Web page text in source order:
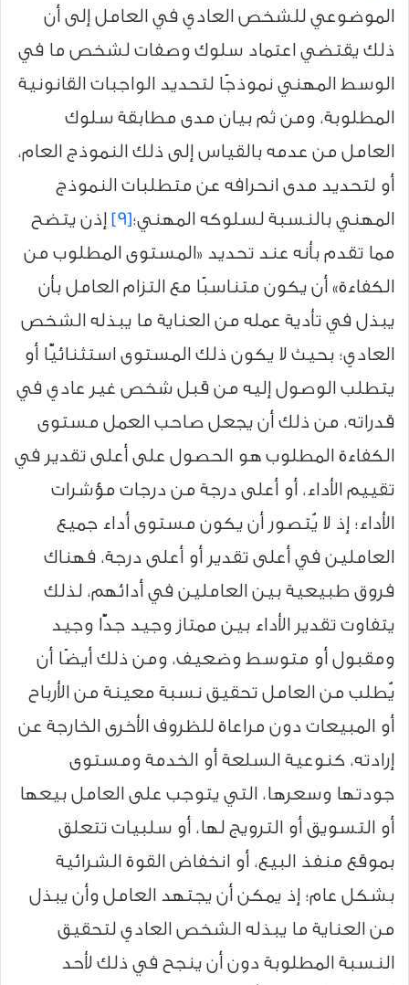
الموضوعي للشخص العادي في العامل إلى أن
ذلك يقتضي اعتماد سلوك وصفات لشخص ما في
الوسط المهني نموذجًا لتحديد الواجبات القانونية
المطلوبة، ومن ثم بيان مدى مطابقة سلوك
العامل من عدمه بالقياس إلى ذلك النموذج العام،
أو لتحديد مدى انحرافه عن متطلبات النموذج
المهني بالنسبة لسلوكه المهني؛[9]
إذن يتضح
مما تقدم بأنه عند تحديد «المستوى المطلوب من
الكفاءة» أن يكون متناسبًا مع التزام العامل بأن
يبذل في تأدية عمله من العناية ما يبذله الشخص
العادي؛ بحيث لا يكون ذلك المستوى استثنائيًّا أو
يتطلب الوصول إليه من قبل شخص غير عادي في
قدراته، من ذلك أن يجعل صاحب العمل مستوى
الكفاءة المطلوب هو الحصول على أعلى تقدير في
تقييم الأداء، أو أعلى درجة من درجات مؤشرات
الأداء؛ إذ لا يُتصور أن يكون مستوى أداء جميع
العاملين في أعلى تقدير أو أعلى درجة، فهناك
فروق طبيعية بين العاملين في أدائهم، لذلك
يتفاوت تقدير الأداء بين ممتاز وجيد جدًّا وجيد
ومقبول أو متوسط وضعيف، ومن ذلك أيضًا أن
يُطلب من العامل تحقيق نسبة معينة من الأرباح
أو المبيعات دون مراعاة للظروف الأخرى الخارجة عن
إرادته، كنوعية السلعة أو الخدمة ومستوى
جودتها وسعرها، التي يتوجب على العامل بيعها
أو التسويق أو الترويج لها، أو سلبيات تتعلق
بموقع منفذ البيع، أو انخفاض القوة الشرائية
بشكل عام؛ إذ يمكن أن يجتهد العامل وأن يبذل
من العناية ما يبذله الشخص العادي لتحقيق
النسبة المطلوبة دون أن ينجح في ذلك لأحد